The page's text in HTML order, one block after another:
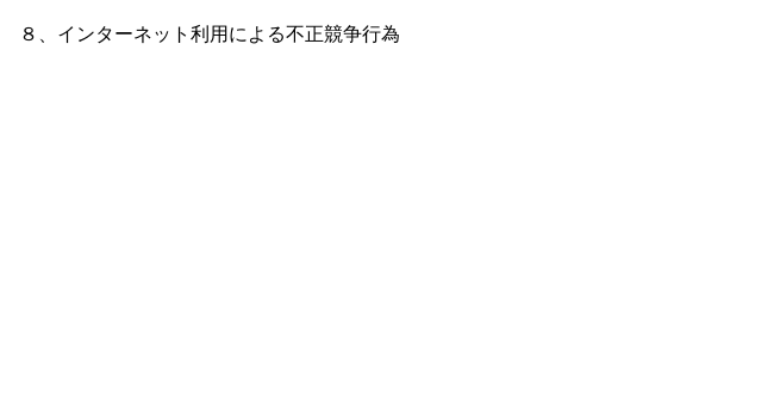
８、インターネット利用による不正競争行為